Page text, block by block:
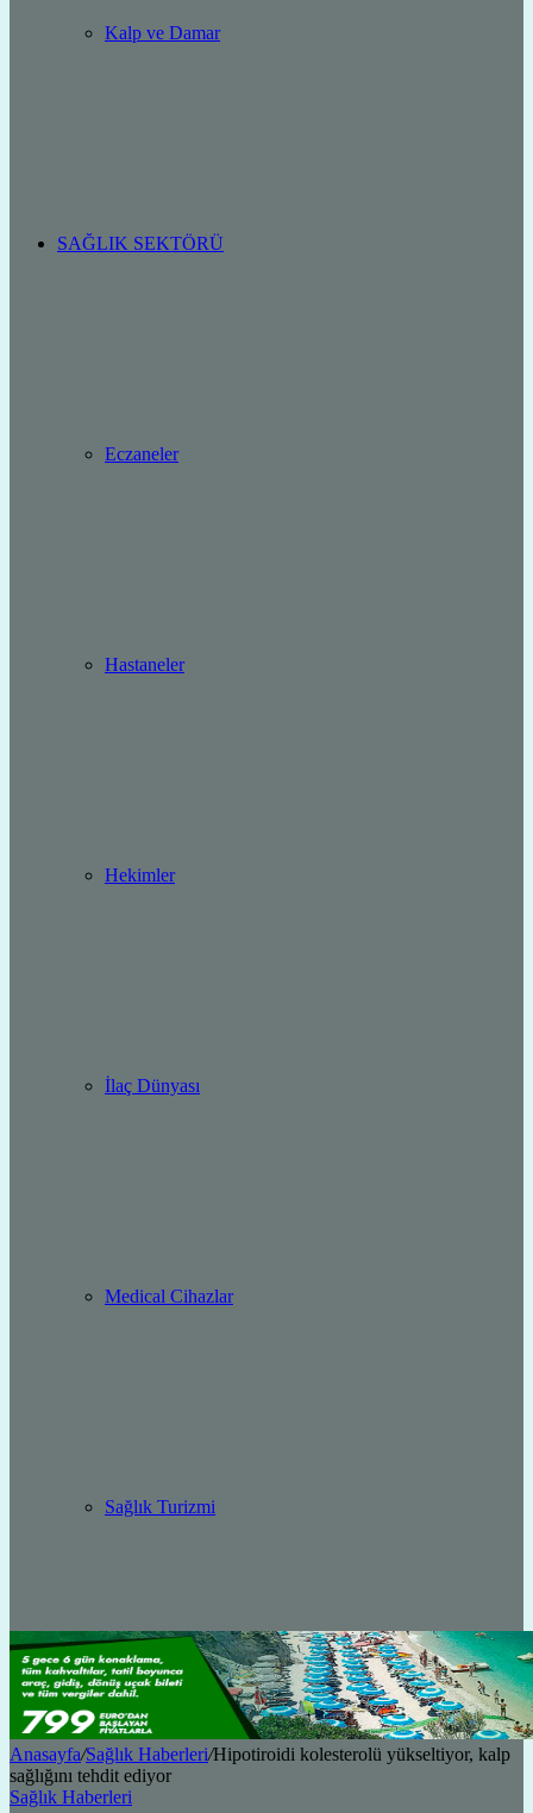
Kalp ve Damar
SAĞLIK SEKTÖRÜ
Eczaneler
Hastaneler
Hekimler
İlaç Dünyası
Medical Cihazlar
Sağlık Turizmi
Anasayfa/Sağlık Haberleri/Hipotiroidi kolesterolü yükseltiyor, kalp
sağlığını tehdit ediyor
Sağlık Haberleri